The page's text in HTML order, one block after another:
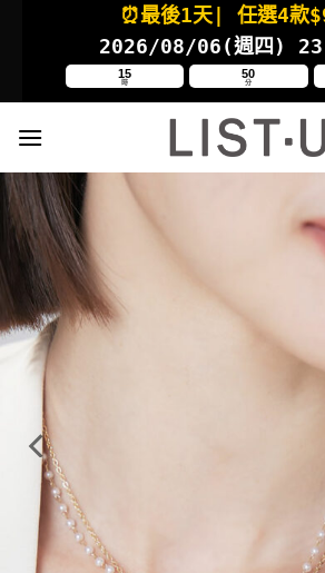
⏰最後1天 | 任選4款
2026/08/06(週四 )
15
時
50
分